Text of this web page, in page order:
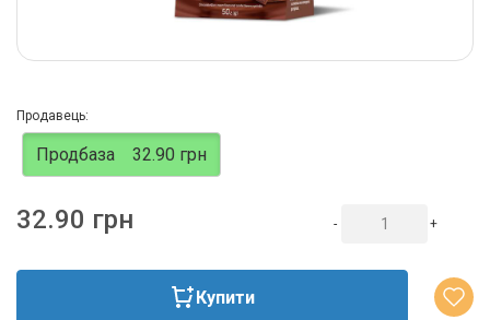
Продавець:
Продбаза 32.90 грн
32.90 грн - +
Купити